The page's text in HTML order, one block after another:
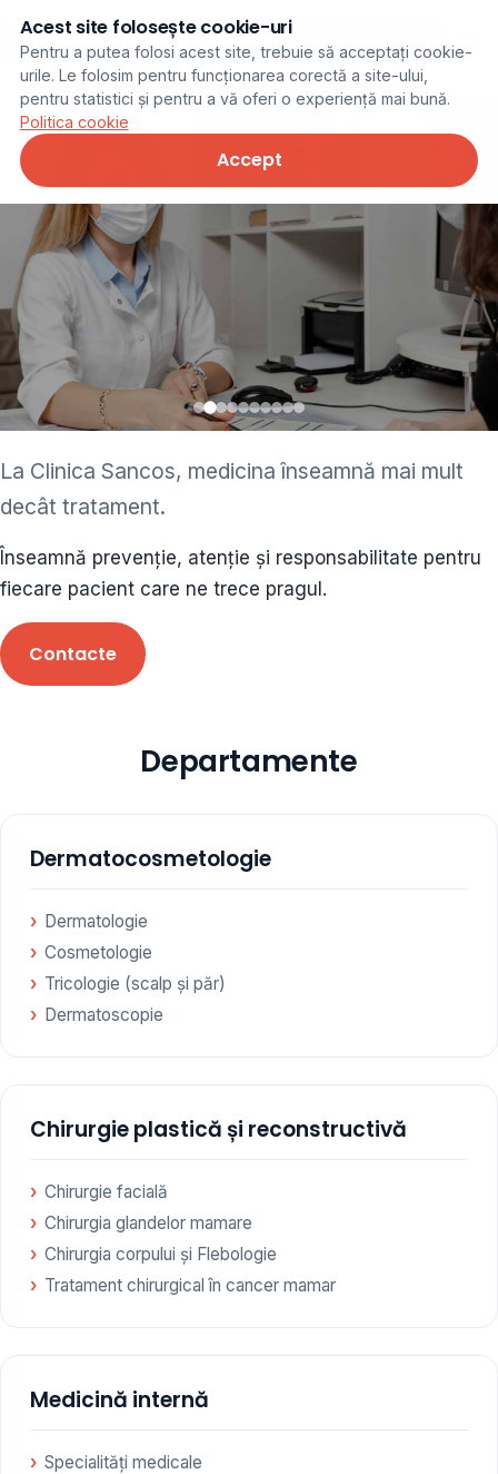
Programare online
ginecolog • cardiolog •
ORL • endocrinolog
Cât și alte specialități medicale, toate în cadrul aceleiași
Clinici
Programare
La Clinica Sancos, medicina înseamnă mai mult
decât tratament.
Înseamnă prevenție, atenție și responsabilitate pentru
fiecare pacient care ne trece pragul.
Contacte
Departamente
Dermatocosmetologie
Dermatologie
Cosmetologie
Tricologie (scalp și păr)
Dermatoscopie
Chirurgie plastică și reconstructivă
Chirurgie facială
Chirurgia glandelor mamare
Chirurgia corpului și Flebologie
Tratament chirurgical în cancer mamar
Medicină internă
Specialități medicale
Acest site folosește cookie-uri
Pentru a putea folosi acest site, trebuie să acceptați cookie-
urile. Le folosim pentru funcționarea corectă a site-ului,
pentru statistici și pentru a vă oferi o experiență mai bună.
Politica cookie
Accept